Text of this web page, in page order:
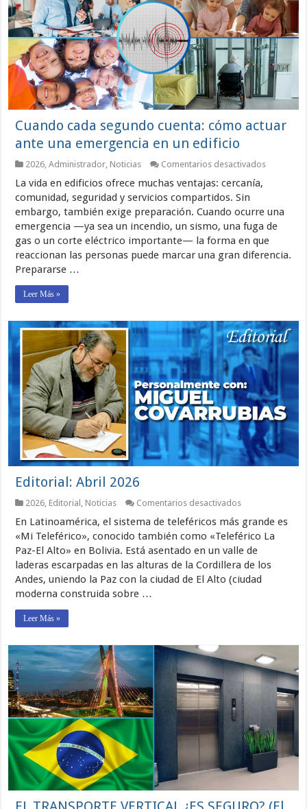
Cuando cada segundo cuenta: cómo actuar
ante una emergencia en un edificio
2026,Administrador, Noticias Comentarios desactivadosen
cómo
actuar
una
La vida en edificios ofrece muchas ventajas: cercanía,
comunidad, seguridad y servicios compartidos. Sin
embargo, también exige preparación. Cuando ocurre una
emergencia —ya sea un incendio, un sismo, una fuga de
gas o un corte eléctrico importante— la forma en que
reaccionan las personas puede marcar una gran diferencia.
Prepararse …
Leer Más »
Editorial: Abril 2026
2026, Editorial , Noticias Comentarios desactivadosen
Abril
2026
En Latinoamérica, el sistema de teleféricos más grande es
«Mi Teleférico», conocido también como «Teleférico La
Paz-El Alto» en Bolivia. Está asentado en un valle de
laderas escarpadas en las alturas de la Cordillera de los
Andes, uniendo la Paz con la ciudad de El Alto (ciudad
moderna construida sobre …
Leer Más »